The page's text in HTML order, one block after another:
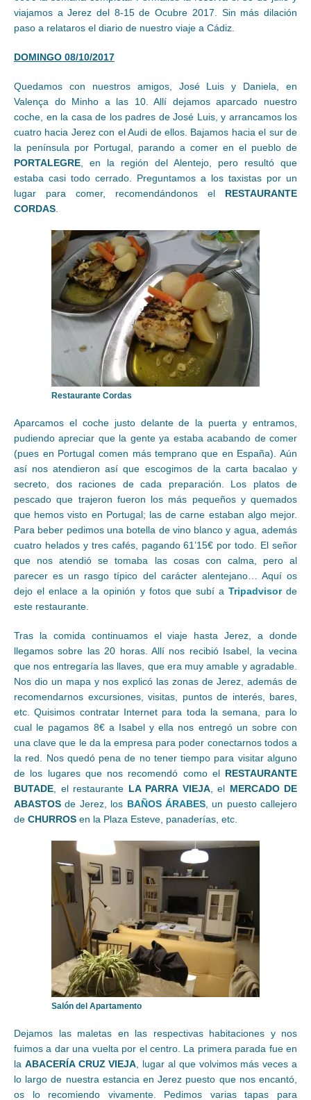
viajamos a Jerez del 8-15 de Ocubre 2017. Sin más dilación
paso a relataros el diario de nuestro viaje a Cádiz.
DOMINGO 08/10/2017
Quedamos con nuestros amigos, José Luis y Daniela, en
Valença do Minho a las 10. Allí dejamos aparcado nuestro
coche, en la casa de los padres de José Luis, y arrancamos los
cuatro hacia Jerez con el Audi de ellos. Bajamos hacia el sur de
la península por Portugal, parando a comer en el pueblo de
PORTALEGRE, en la región del Alentejo, pero resultó que
estaba casi todo cerrado. Preguntamos a los taxistas por un
lugar para comer, recomendándonos el RESTAURANTE
CORDAS.
Restaurante Cordas
Aparcamos el coche justo delante de la puerta y entramos,
pudiendo apreciar que la gente ya estaba acabando de comer
(pues en Portugal comen más temprano que en España). Aún
así nos atendieron así que escogimos de la carta bacalao y
secreto, dos raciones de cada preparación. Los platos de
pescado que trajeron fueron los más pequeños y quemados
que hemos visto en Portugal; las de carne estaban algo mejor.
Para beber pedimos una botella de vino blanco y agua, además
cuatro helados y tres cafés, pagando 61’15€ por todo. El señor
que nos atendió se tomaba las cosas con calma, pero al
parecer es un rasgo típico del carácter alentejano… Aquí os
dejo el enlace a la opinión y fotos que subí a Tripadvisorde
este restaurante.
Tras la comida continuamos el viaje hasta Jerez, a donde
llegamos sobre las 20 horas. Allí nos recibió Isabel, la vecina
que nos entregaría las llaves, que era muy amable y agradable.
Nos dio un mapa y nos explicó las zonas de Jerez, además de
recomendarnos excursiones, visitas, puntos de interés, bares,
etc. Quisimos contratar Internet para toda la semana, para lo
cual le pagamos 8€ a Isabel y ella nos entregó un sobre con
una clave que le da la empresa para poder conectarnos todos a
la red. Nos quedó pena de no tener tiempo para visitar alguno
de los lugares que nos recomendó como el RESTAURANTE
BUTADE, el restaurante LA PARRA VIEJA, el MERCADO DE
ABASTOS de Jerez, los BAÑOS ÁRABES, un puesto callejero
de CHURROS en la Plaza Esteve, panaderías, etc.
Salón del Apartamento
Dejamos las maletas en las respectivas habitaciones y nos
fuimos a dar una vuelta por el centro. La primera parada fue en
la ABACERÍA CRUZ VIEJA, lugar al que volvimos más veces a
lo largo de nuestra estancia en Jerez puesto que nos encantó,
os lo recomiendo vivamente. Pedimos varias tapas para